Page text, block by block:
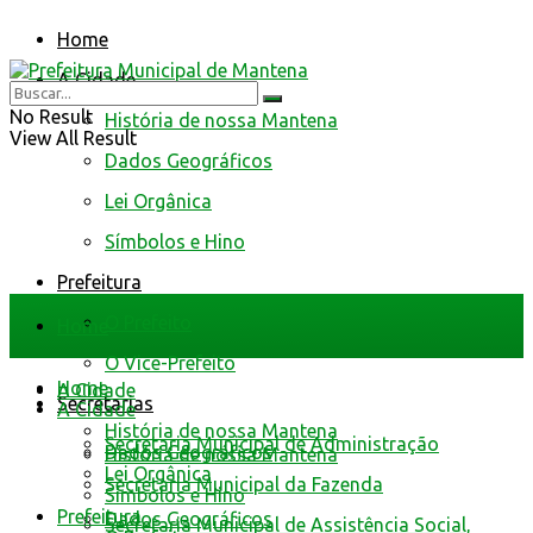
Home
A Cidade
História de nossa Mantena
Dados Geográficos
Lei Orgânica
Símbolos e Hino
Prefeitura
O Vice-Prefeito
Secretarias
Secretaria Municipal de Administração
Secretaria Municipal da Fazenda
Secretaria Municipal de Assistência Social,
No Result
View All Result
Home
A Cidade
História de nossa Mantena
Dados Geográficos
Home
A Cidade
História de nossa Mantena
Dados Geográficos
Lei Orgânica
Símbolos e Hino
Prefeitura